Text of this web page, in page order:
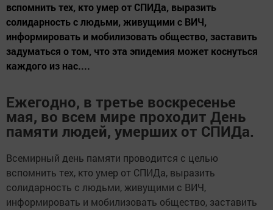
вспомнить тех, кто умер от СПИДа, выразить
солидарность с людьми, живущими с ВИЧ,
информировать и мобилизовать общество, заставить
задуматься о том, что эта эпидемия может коснуться
каждого из нас....
Ежегодно, в третье воскресенье
мая, во всем мире проходит День
памяти людей, умерших от СПИДа.
Всемирный день памяти проводится с целью
вспомнить тех, кто умер от СПИДа, выразить
солидарность с людьми, живущими с ВИЧ,
информировать и мобилизовать общество, заставить